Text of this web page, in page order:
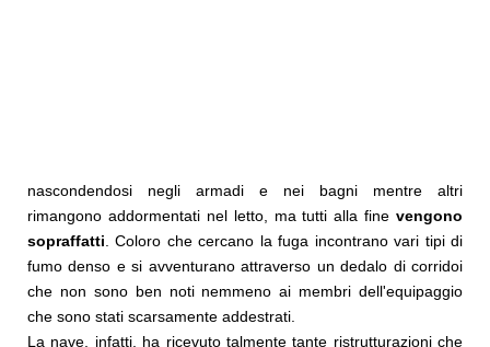
nascondendosi negli armadi e nei bagni mentre altri
rimangono addormentati nel letto, ma tutti alla fine vengono
sopraffatti . Coloro che cercano la fuga incontrano vari tipi di
fumo denso e si avventurano attraverso un dedalo di corridoi
che non sono ben noti nemmeno ai membri dell'equipaggio
che sono stati scarsamente addestrati.
La nave, infatti, ha ricevuto talmente tante ristrutturazioni che